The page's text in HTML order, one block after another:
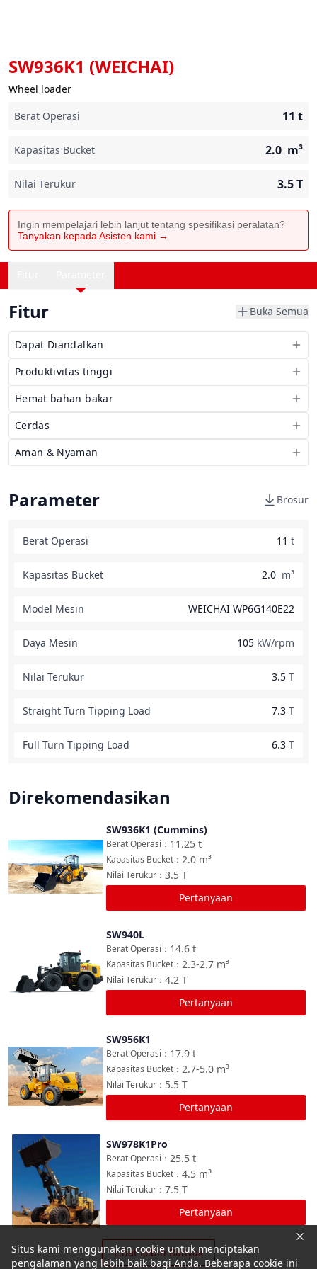
SW936K1 (WEICHAI)
Wheel loader
Berat Operasi
11 t
Kapasitas Bucket 2.0 m³
Nilai Terukur 3.5T
Ingin mempelajari lebih lanjut tentang spesifikasi peralatan?
Tanyakan kepada Asisten kami →
Fitur Buka Semua
Dapat Diandalkan
Produktivitas tinggi
Hemat bahan bakar
Cerdas
Aman & Nyaman
Parameter Brosur
Berat Operasi 11 t
Kapasitas Bucket 2.0 m³
Model Mesin WEICHAI WP6G140E22
Daya Mesin 105 kW/rpm
Nilai Terukur 3.5 T
Straight Turn Tipping Load 7.3 T
Full Turn Tipping Load 6.3 T
Direkomendasikan
SW936K1 (Cummins)
11.25 t
Berat Operasi ：
2.0 m³
Kapasitas Bucket ：
3.5 T
Nilai Terukur ：
Pertanyaan
SW940L
14.6 t
Berat Operasi ：
2.3-2.7 m³
Kapasitas Bucket ：
4.2 T
Nilai Terukur ：
Pertanyaan
Bandingkan
SW956K1
17.9 t
Berat Operasi ：
2.7-5.0 m³
Kapasitas Bucket ：
5.5 T
Nilai Terukur ：
Pertanyaan
Bandingkan
SW978K1Pro
25.5 t
Berat Operasi ：
4.5 m³
Kapasitas Bucket ：
7.5 T
Nilai Terukur ：
Pertanyaan
Lihat Lebih Banyak
Situs kami menggunakan cookie untuk menciptakan
pengalaman yang lebih baik bagi Anda. Beberapa cookie ini